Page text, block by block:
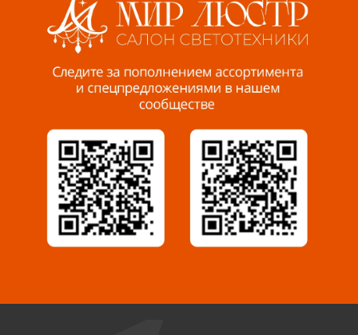
Пенза, ул. Пролетарская, 61 ТЦ "Стройбери"
Миасс, ул. Романенко, 95
8 922 500 30 39
Сызрань, ул. Декабристов, 1А
8 927 009 54 63
Саратов, ул. Танкистов, 37 (БЦ «Дикомп»)